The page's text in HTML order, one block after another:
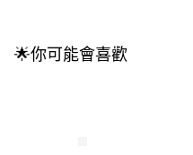
🌟你可能會喜歡